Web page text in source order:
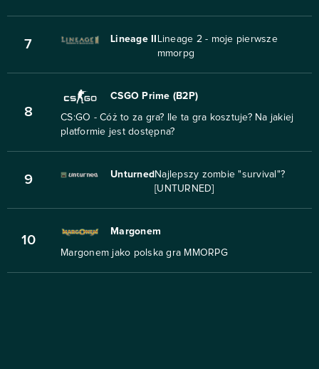
7 Lineage II
Lineage 2 - moje pierwsze
mmorpg
8
CSGO Prime (B2P)
CS:GO - Cóż to za gra? Ile ta gra kosztuje? Na jakiej
platformie jest dostępna?
9 Unturned Najlepszy zombie "survival"?
[UNTURNED]
10
Margonem
Margonem jako polska gra MMORPG